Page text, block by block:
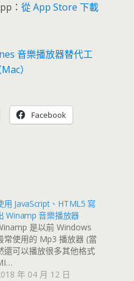
：從 App Store 下載
音樂播放器替代工
）
Facebook
用 JavaScript、HTML5 寫
Winamp 音樂播放器
是以前 Windows
常使用的 Mp3 播放器 (當
還可以播放很多其他格式
年 04 月 12 日